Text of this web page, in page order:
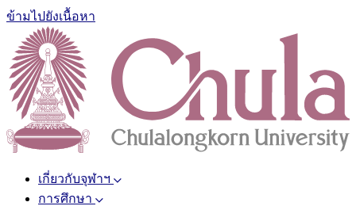
ข้ามไปยังเนื้อหา
เกี่ยวกับจุฬาฯ
การศึกษา